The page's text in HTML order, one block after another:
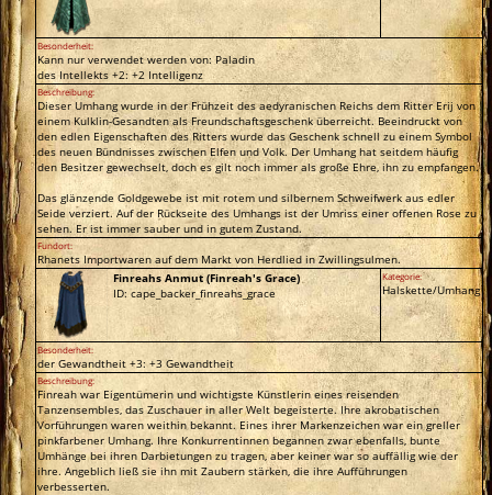
Besonderheit:
Kann nur verwendet werden von: Paladin
des Intellekts +2: +2 Intelligenz
Beschreibung:
Dieser Umhang wurde in der Frühzeit des aedyranischen Reichs dem Ritter Erij von
einem Kulklin-Gesandten als Freundschaftsgeschenk überreicht. Beeindruckt von
den edlen Eigenschaften des Ritters wurde das Geschenk schnell zu einem Symbol
des neuen Bündnisses zwischen Elfen und Volk. Der Umhang hat seitdem häufig
den Besitzer gewechselt, doch es gilt noch immer als große Ehre, ihn zu empfangen.
Das glänzende Goldgewebe ist mit rotem und silbernem Schweifwerk aus edler
Seide verziert. Auf der Rückseite des Umhangs ist der Umriss einer offenen Rose zu
sehen. Er ist immer sauber und in gutem Zustand.
Fundort:
Rhanets Importwaren auf dem Markt von Herdlied in Zwillingsulmen.
Finreahs Anmut (Finreah's Grace)
ID: cape_backer_finreahs_grace
Kategorie:
Halskette/Umhang
Besonderheit:
der Gewandtheit +3: +3 Gewandtheit
Beschreibung:
Finreah war Eigentümerin und wichtigste Künstlerin eines reisenden
Tanzensembles, das Zuschauer in aller Welt begeisterte. Ihre akrobatischen
Vorführungen waren weithin bekannt. Eines ihrer Markenzeichen war ein greller
pinkfarbener Umhang. Ihre Konkurrentinnen begannen zwar ebenfalls, bunte
Umhänge bei ihren Darbietungen zu tragen, aber keiner war so auffällig wie der
ihre. Angeblich ließ sie ihn mit Zaubern stärken, die ihre Aufführungen
verbesserten.